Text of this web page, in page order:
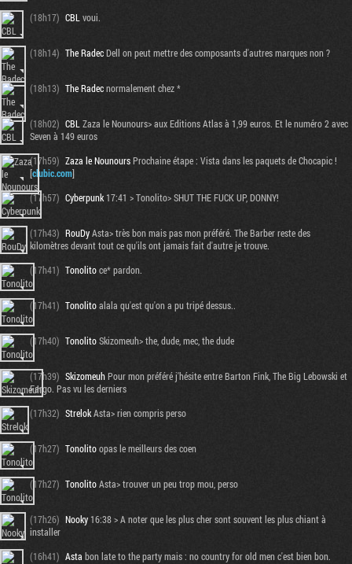
(18h17) CBL voui.
(18h14) The RadecDell on peut mettre des composants d'autres marques non ?
(18h13) The Radecnormalement chez *
(18h02) CBL Zaza le Nounours> aux Editions Atlas à 1,99 euros. Et le numéro 2 avec
Seven à 149 euros
(17h59) Zaza le NounoursProchaine étape : Vista dans les paquets de Chocapic !
[clubic.com]
(17h57) Cyberpunk 17:41 > Tonolito> SHUT THE FUCK UP, DONNY!
(17h43) RouDyAsta> très bon mais pas mon préféré. The Barber reste des
kilomètres devant tout ce qu'ils ont jamais fait d'autre je trouve.
(17h41) Tonolitoce* pardon.
(17h41) Tonolitoalala qu'est qu'on a pu tripé dessus..
(17h40) TonolitoSkizomeuh> the, dude, mec, the dude
(17h39) SkizomeuhPour mon préféré j'hésite entre Barton Fink, The Big Lebowski et
Fargo. Pas vu les derniers
(17h32) StrelokAsta> rien compris perso
(17h27) Tonolitoopas le meilleurs des coen
(17h27) TonolitoAsta> trouver un peu trop mou, perso
(17h26) Nooky 16:38 > A noter que les plus cher sont souvent les plus chiant à
installer
(16h41) Asta bon late to the party mais : no country for old men c'est bien bon.